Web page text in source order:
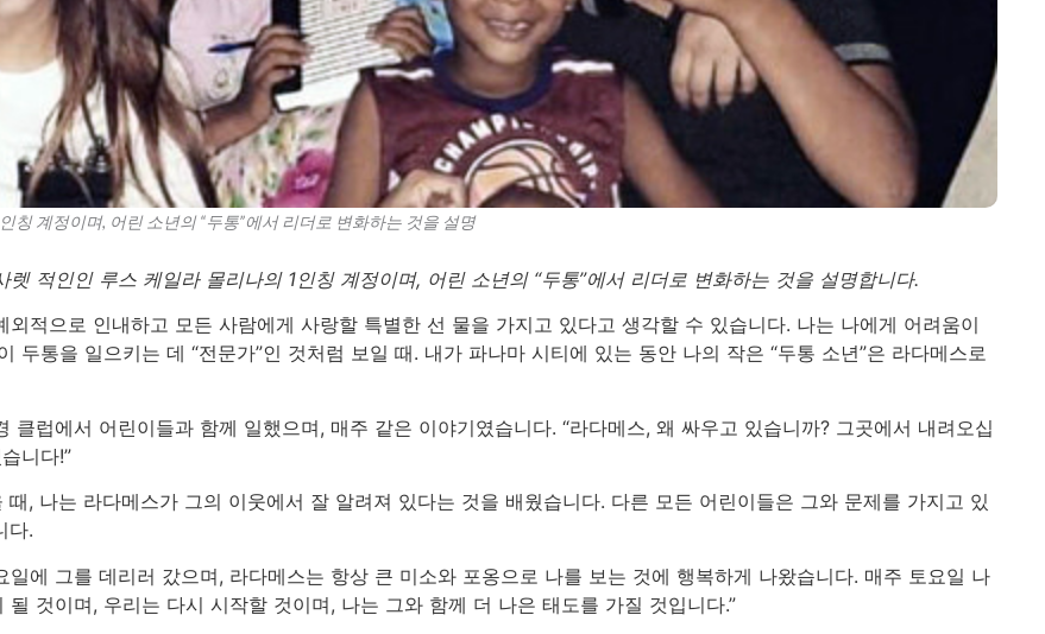
계정이며, 어린 소년의 “두통”에서 리더로 변화하는 것을 설명
적인인 루스 케일라 몰리나의 1인칭 계정이며, 어린 소년의 “두통”에서 리더로 변화하는 것을 설명합니다.
외적으로 인내하고 모든 사람에게 사랑할 특별한 선 물을 가지고 있다고 생각할 수 있습니다. 나는 나에게 어려움이
두통을 일으키는 데 “전문가”인 것처럼 보일 때. 내가 파나마 시티에 있는 동안 나의 작은 “두통 소년”은 라다메스로
클럽에서 어린이들과 함께 일했으며, 매주 같은 이야기였습니다. “라다메스, 왜 싸우고 있습니까? 그곳에서 내려오십
니다!”
, 나는 라다메스가 그의 이웃에서 잘 알려져 있다는 것을 배웠습니다. 다른 모든 어린이들은 그와 문제를 가지고 있
다.
일에 그를 데리러 갔으며, 라다메스는 항상 큰 미소와 포옹으로 나를 보는 것에 행복하게 나왔습니다. 매주 토요일 나
될 것이며, 우리는 다시 시작할 것이며, 나는 그와 함께 더 나은 태도를 가질 것입니다.”